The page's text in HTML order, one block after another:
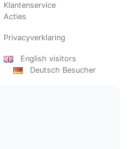
Klantenservice
Acties
Privacyverklaring
English visitors
Deutsch Besucher